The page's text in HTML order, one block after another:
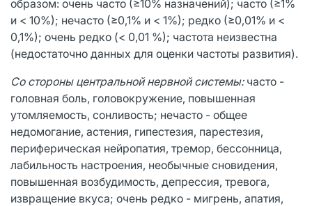
образом: очень часто (≥10% назначений); часто (≥1%
и < 10%); нечасто (≥0,1% и < 1%); редко (≥0,01% и <
0,1%); очень редко (< 0,01 %); частота неизвестна
(недостаточно данных для оценки частоты развития).
Со стороны центральной нервной системы:часто -
головная боль, головокружение, повышенная
утомляемость, сонливость; нечасто - общее
недомогание, астения, гипестезия, парестезия,
периферическая нейропатия, тремор, бессонница,
лабильность настроения, необычные сновидения,
повышенная возбудимость, депрессия, тревога,
извращение вкуса; очень редко - мигрень, апатия,